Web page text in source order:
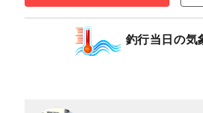
乗合 11,000円/人
1,500ポイ
釣行当日の気